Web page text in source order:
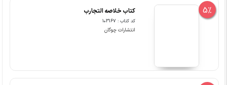
5% کتاب خلاصه التجارب
کد کتاب : 103167
انتشارات چوگان